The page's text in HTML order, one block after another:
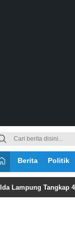
Berita Politik
Tangkap 4 Orang